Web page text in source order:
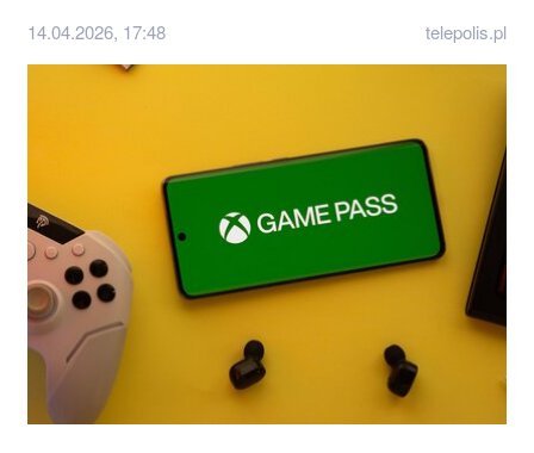
14.04.2026, 17:48 telepolis.pl